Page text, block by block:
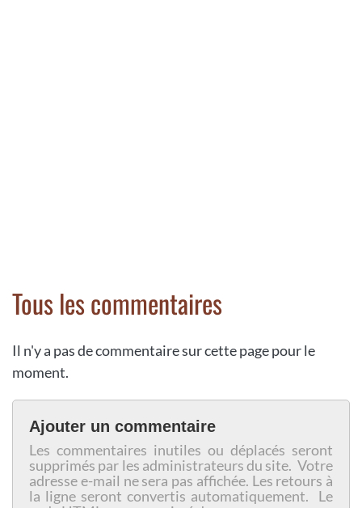
Tous les commentaires
Il n'y a pas de commentaire sur cette page pour le
moment.
Ajouter un commentaire
Les commentaires inutiles ou déplacés seront
supprimés par les administrateurs du site. Votre
adresse e-mail ne sera pas affichée. Les retours à
la ligne seront convertis automatiquement. Le